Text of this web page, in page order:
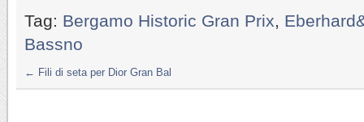
Tag: Bergamo Historic Gran Prix,
Bassno
← Fili di seta per Dior Gran Bal